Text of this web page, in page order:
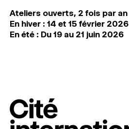
Ateliers ouverts, 2 fois par an
En hiver : 14 et 15 février 2026
En été : Du 19 au 21 juin 2026